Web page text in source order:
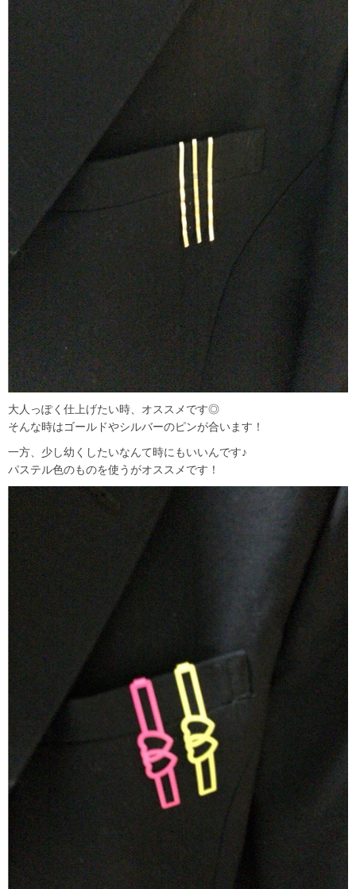
大人っぽく仕上げたい時、オススメです◎
そんな時はゴールドやシルバーのピンが合います！
一方、少し幼くしたいなんて時にもいいんです♪
パステル色のものを使うがオススメです！